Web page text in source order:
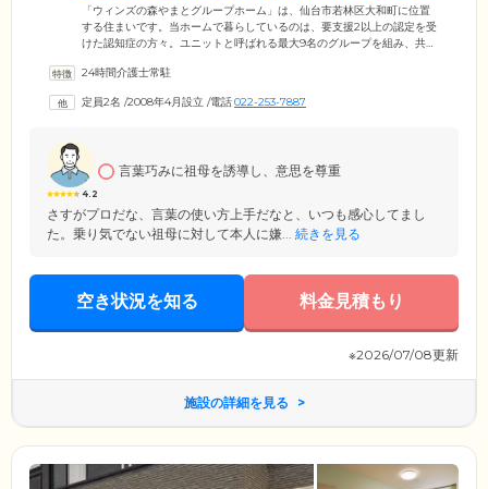
「ウィンズの森やまとグループホーム」は、仙台市若林区大和町に位置
する住まいです。当ホームで暮らしているのは、要支援2以上の認定を受
けた認知症の方々。ユニットと呼ばれる最大9名のグループを組み、共同
担。お一人おひとりの身体状況に合わせて、無理のない範囲で役割を担
や、身体機能の維持・向上の効果が期待できます。また、家庭的な雰囲
24時間介護士常駐
定員2名 /2008年4月設立 /電話022-253-7887
4.2
言葉巧みに祖母を誘導し、意思を尊重
さすがプロだな、言葉の使い方上手だなと、いつも感心してまし
た。乗り気でない祖母に対して本人に嫌... 続きを見る
空き状況を知る 料金見積もり
※2026/07/08更新
施設の詳細を見る